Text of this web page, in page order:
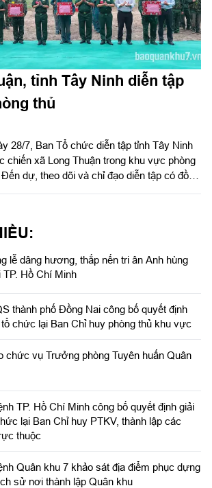
tỉnh Tây Ninh diễn tập
thủ
28/7, Ban Tổ chức diễn tập tỉnh Tây Ninh
chiến xã Long Thuận trong khu vực phòng
dự, theo dõi và chỉ đạo diễn tập có đồng
ban thường trực Ban tổ chức diễn tập
Thạch, Phó Chỉ huy trưởng Bộ CHQS
lễ dâng hương, thắp nến tri ân Anh hùng
TP. Hồ Chí Minh
thành phố Đồng Nai công bố quyết định
tổ chức lại Ban Chỉ huy phòng thủ khu vực
chức vụ Trưởng phòng Tuyên huấn Quân
TP. Hồ Chí Minh công bố quyết định giải
lại Ban Chỉ huy PTKV, thành lập các
thuộc
Quân khu 7 khảo sát địa điểm phục dựng
sử nơi thành lập Quân khu